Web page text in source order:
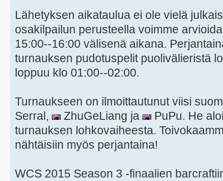
Lähetyksen aikataulua ei ole vielä
osakilpailun perusteella voimme
15:00--16:00 välisenä aikana.
turnauksen pudotuspelit puolivälieristä
loppuu klo 01:00--02:00.
Turnaukseen on ilmoittautunut viisi
Serral,
ZhuGeLiang ja
PuPu. He
turnauksen lohkovaiheesta.
nähtäisiin myös perjantaina!
WCS 2015 Season 3 -finaalien